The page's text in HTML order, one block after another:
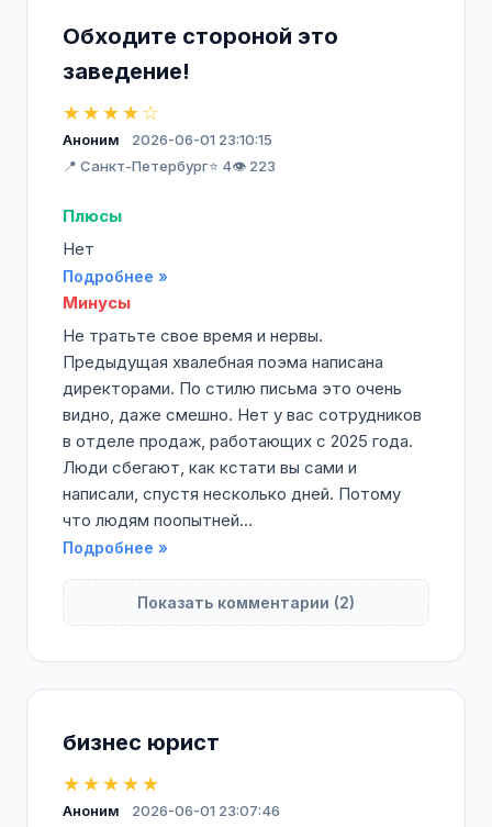
Обходите стороной это
заведение!
★★★★☆
Аноним
2026-06-01 23:10:15
📍 Санкт-Петербург⭐ 4👁️ 223
Плюсы
Нет
Подробнее »
Минусы
Не тратьте свое время и нервы.
Предыдущая хвалебная поэма написана
директорами. По стилю письма это очень
видно, даже смешно. Нет у вас сотрудников
в отделе продаж, работающих с 2025 года.
Люди сбегают, как кстати вы сами и
написали, спустя несколько дней. Потому
что людям поопытней...
Подробнее »
Показать комментарии (2)
бизнес юрист
★★★★★
Аноним
2026-06-01 23:07:46